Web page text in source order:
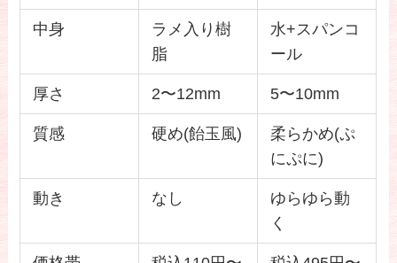
中身
ラメ入り樹
脂
水+スパンコ
ール
厚さ 2〜12mm 5〜10mm
質感 硬め(飴玉風)
柔らかめ(ぷ
にぷに)
動き なし
ゆらゆら動
く